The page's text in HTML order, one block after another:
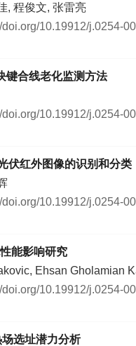
, 程俊文, 张雷亮
doi.org/10.19912/j.0254-
键合线老化监测方法
doi.org/10.19912/j.0254-
伏红外图像的识别和分类
doi.org/10.19912/j.0254-
能影响研究
Ehsan Gholamian
doi.org/10.19912/j.0254-
选址潜力分析